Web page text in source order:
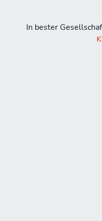
In bester